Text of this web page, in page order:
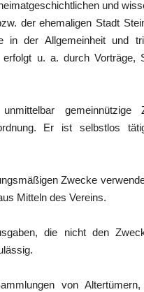
und
der ehemaligen Stadt
in der Allgemeinheit und
u. a. durch Vorträge,
Er ist selbstlos
Zwecke
Mitteln des Vereins.
die nicht den
von